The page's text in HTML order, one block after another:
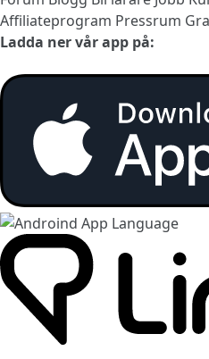
Affiliateprogram Pressrum
Ladda ner vår app på: